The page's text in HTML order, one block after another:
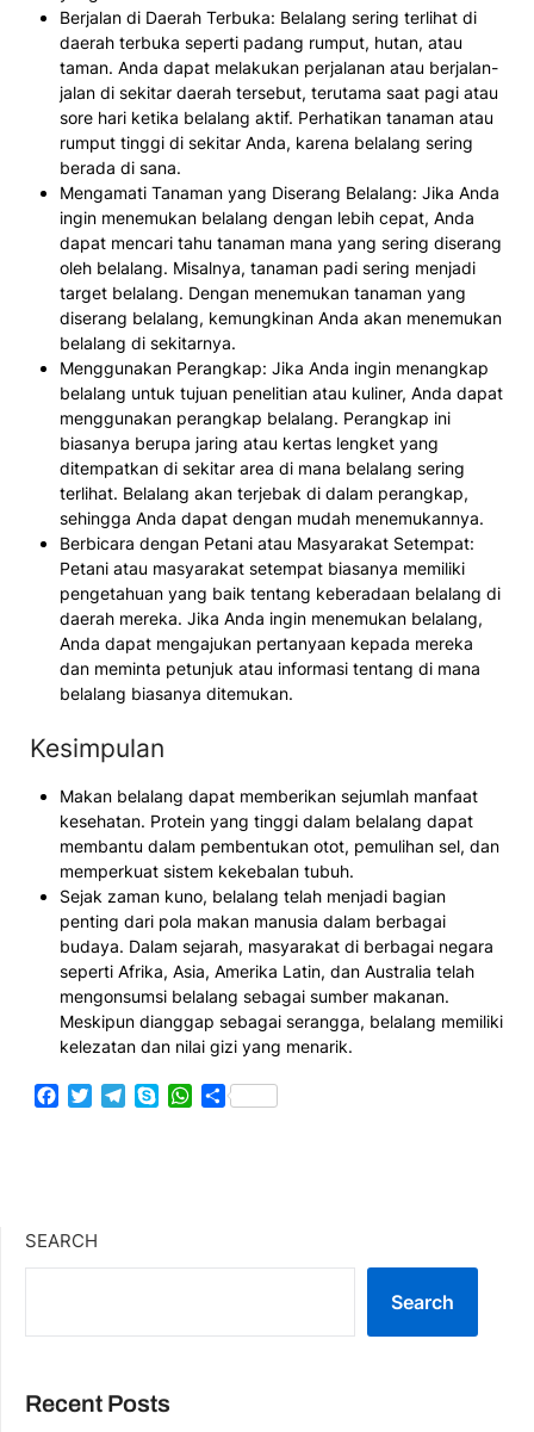
Berjalan di Daerah Terbuka: Belalang sering terlihat di
daerah terbuka seperti padang rumput, hutan, atau
taman. Anda dapat melakukan perjalanan atau berjalan-
jalan di sekitar daerah tersebut, terutama saat pagi atau
sore hari ketika belalang aktif. Perhatikan tanaman atau
rumput tinggi di sekitar Anda, karena belalang sering
berada di sana.
Mengamati Tanaman yang Diserang Belalang: Jika Anda
ingin menemukan belalang dengan lebih cepat, Anda
dapat mencari tahu tanaman mana yang sering diserang
oleh belalang. Misalnya, tanaman padi sering menjadi
target belalang. Dengan menemukan tanaman yang
diserang belalang, kemungkinan Anda akan menemukan
belalang di sekitarnya.
Menggunakan Perangkap: Jika Anda ingin menangkap
belalang untuk tujuan penelitian atau kuliner, Anda dapat
menggunakan perangkap belalang. Perangkap ini
biasanya berupa jaring atau kertas lengket yang
ditempatkan di sekitar area di mana belalang sering
terlihat. Belalang akan terjebak di dalam perangkap,
sehingga Anda dapat dengan mudah menemukannya.
Berbicara dengan Petani atau Masyarakat Setempat:
Petani atau masyarakat setempat biasanya memiliki
pengetahuan yang baik tentang keberadaan belalang di
daerah mereka. Jika Anda ingin menemukan belalang,
Anda dapat mengajukan pertanyaan kepada mereka
dan meminta petunjuk atau informasi tentang di mana
belalang biasanya ditemukan.
Kesimpulan
Makan belalang dapat memberikan sejumlah manfaat
kesehatan. Protein yang tinggi dalam belalang dapat
membantu dalam pembentukan otot, pemulihan sel, dan
memperkuat sistem kekebalan tubuh.
Sejak zaman kuno, belalang telah menjadi bagian
penting dari pola makan manusia dalam berbagai
budaya. Dalam sejarah, masyarakat di berbagai negara
seperti Afrika, Asia, Amerika Latin, dan Australia telah
mengonsumsi belalang sebagai sumber makanan.
Meskipun dianggap sebagai serangga, belalang memiliki
kelezatan dan nilai gizi yang menarik.
Facebook
TwitterTelegram
SkypeWhatsApp
Share
SEARCH
Search
Recent Posts